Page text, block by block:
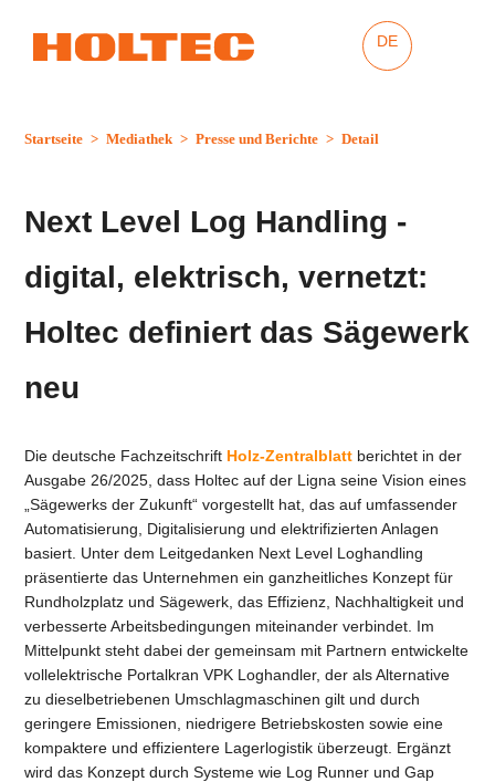
DE
Startseite > Mediathek > Presse und Berichte > Detail
Next Level Log Handling -
digital, elektrisch, vernetzt:
Holtec definiert das Sägewerk
neu
Die deutsche Fachzeitschrift Holz-Zentralblatt berichtet in der
Ausgabe 26/2025, dass Holtec auf der Ligna seine Vision eines
„Sägewerks der Zukunft“ vorgestellt hat, das auf umfassender
Automatisierung, Digitalisierung und elektrifizierten Anlagen
basiert. Unter dem Leitgedanken Next Level Loghandling
präsentierte das Unternehmen ein ganzheitliches Konzept für
Rundholzplatz und Sägewerk, das Effizienz, Nachhaltigkeit und
verbesserte Arbeitsbedingungen miteinander verbindet. Im
Mittelpunkt steht dabei der gemeinsam mit Partnern entwickelte
vollelektrische Portalkran VPK Loghandler, der als Alternative
zu dieselbetriebenen Umschlagmaschinen gilt und durch
geringere Emissionen, niedrigere Betriebskosten sowie eine
kompaktere und effizientere Lagerlogistik überzeugt. Ergänzt
wird das Konzept durch Systeme wie Log Runner und Gap